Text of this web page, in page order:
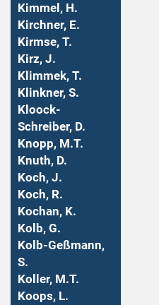
Kimmel, H.
Kirchner, E.
Kirmse, T.
Kirz, J.
Klimmek, T.
Klinkner, S.
Kloock-
Schreiber, D.
Knopp, M.T.
Knuth, D.
Koch, J.
Koch, R.
Kochan, K.
Kolb, G.
Kolb-Geßmann,
S.
Koller, M.T.
Koops, L.